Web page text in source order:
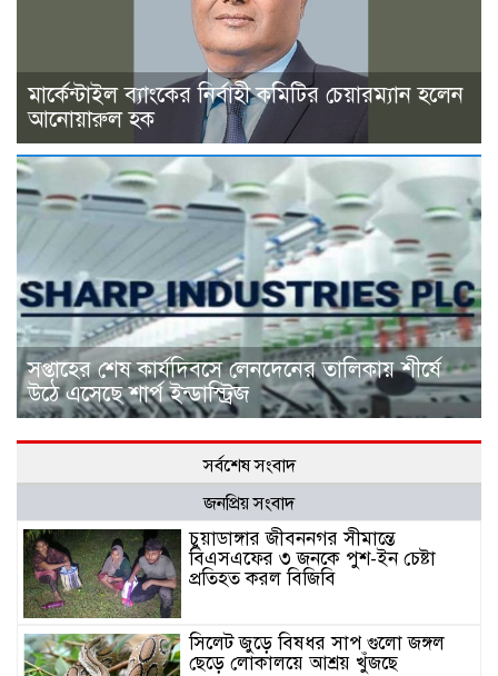
মার্কেন্টাইল ব্যাংকের নির্বাহী কমিটির চেয়ারম্যান হলেন
আনোয়ারুল হক
সপ্তাহের শেষ কার্যদিবসে লেনদেনের তালিকায় শীর্ষে
উঠে এসেছে শার্প ইন্ডাস্ট্রিজ
সর্বশেষ সংবাদ
জনপ্রিয় সংবাদ
চুয়াডাঙ্গার জীবননগর সীমান্তে
বিএসএফের ৩ জনকে পুশ-ইন চেষ্টা
প্রতিহত করল বিজিবি
সিলেট জুড়ে বিষধর সাপ গুলো জঙ্গল
ছেড়ে লোকালয়ে আশ্রয় খুঁজছে